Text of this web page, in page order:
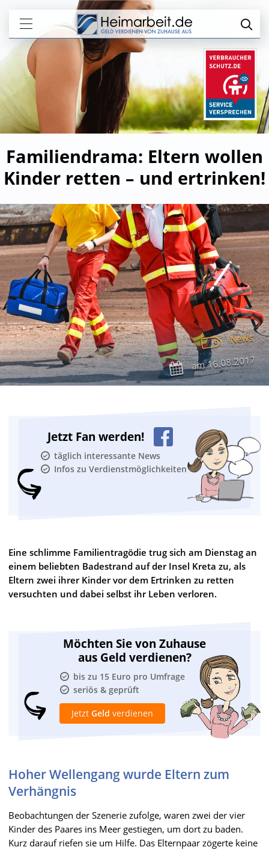
Familiendrama: Eltern wollen
Kinder retten – und ertrinken!
News
am16.08.2017
Jetzt Fan werden!
täglich interessante News
Infos zu Verdienstmöglichkeiten
Eine schlimme Familientragödie trug sich am Dienstag an
einem beliebten Badestrand auf der Insel Kreta zu, als
Eltern zwei ihrer Kinder vor dem Ertrinken zu retten
versuchten und dabei selbst ihr Leben verloren.
Möchten Sie von Zuhause
aus Geld verdienen?
bis zu 15 Euro pro Umfrage
seriös & geprüft
Jetzt Geld verdienen
Hoher Wellengang wurde Eltern zum
Verhängnis
Beobachtungen der Szenerie zufolge, waren zwei der vier
Kinder des Paares ins Meer gestiegen, um dort zu baden.
Kurz darauf riefen sie um Hilfe. Das Elternpaar zögerte keine